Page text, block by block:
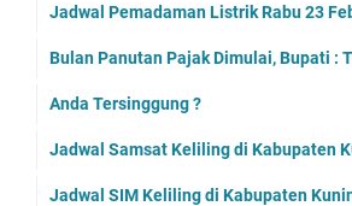
Jadwal Pemadaman Listrik Rabu 23
Bulan Panutan Pajak Dimulai, Bupati :
Anda Tersinggung ?
Jadwal Samsat Keliling di Kabupaten
Jadwal SIM Keliling di Kabupaten